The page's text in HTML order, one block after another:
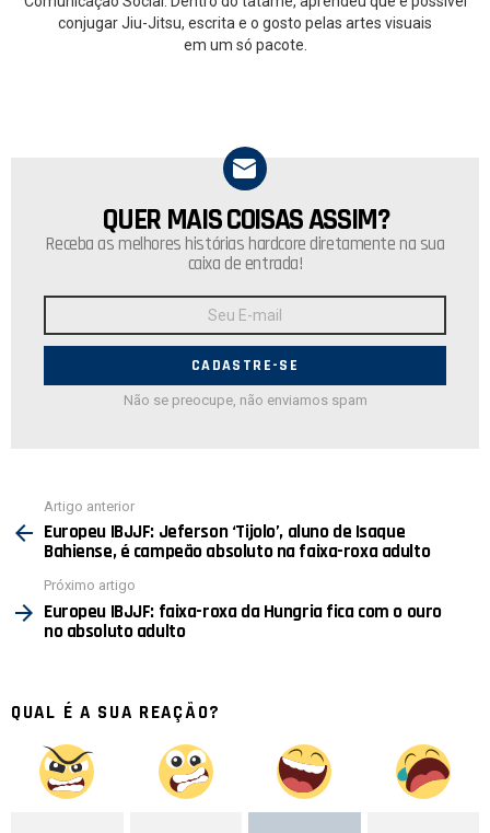
conjugar Jiu-Jitsu, escrita e o gosto pelas artes visuais
em um só pacote.
NEWSLETTER
QUER MAIS COISAS ASSIM?
Receba as melhores histórias hardcore diretamente na sua
caixa de entrada!
Endereço
E-
Não se preocupe, não enviamos spam
mais
Artigo anterior
Europeu IBJJF: Jeferson ‘Tijolo’, aluno de Isaque
Bahiense, é campeão absoluto na faixa-roxa adulto
Próximo artigo
Europeu IBJJF: faixa-roxa da Hungria fica com o ouro
no absoluto adulto
QUAL É A SUA REAÇÃO?